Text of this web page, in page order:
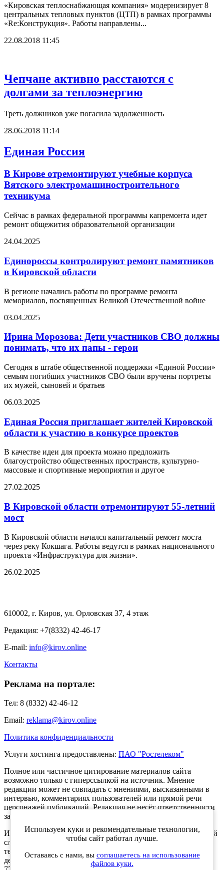
«Кировская теплоснабжающая компания» модернизирует 8
центральных тепловых пунктов (ЦТП) в рамках программы
«Re:Конструкция». Работы направлены...
22.08.2018 11:45
Чепчане активно расстаются с
долгами за теплоэнергию
Треть должников уже погасила задолженность
28.06.2018 11:14
Единая Россия
В Кирове отремонтируют учебные корпуса
Вятского электромашиностроительного
техникума
Сейчас в рамках федеральной программы капремонта идет
ремонт общежития образовательной организации
24.04.2025
Единороссы контролируют ремонт памятников
в Кировской области
В регионе начались работы по программе ремонта
мемориалов, посвященных Великой Отечественной войне
03.04.2025
Ирина Морозова: Дети участников СВО должны
понимать, что их папы - герои
Сегодня в штабе общественной поддержки «Единой России»
семьям погибших участников СВО были вручены портреты
их мужей, сыновей и братьев
06.03.2025
Единая Россия приглашает жителей Кировской
области к участию в конкурсе проектов
В качестве идеи для проекта можно предложить
благоустройство общественных пространств, культурно-
массовые и спортивные мероприятия и другое
27.02.2025
В Кировской области отремонтируют 55-летний
мост
В Кировской области начался капитальный ремонт моста
через реку Кокшага. Работы ведутся в рамках национального
проекта «Инфраструктура для жизни».
26.02.2025
610002, г. Киров, ул. Орловская 37, 4 этаж
Редакция: +7(8332) 42-46-17
E-mail: info@kirov.online
Контакты
Реклама на портале:
Тел: 8 (8332) 42-46-12
Email: reklama@kirov.online
Политика конфиденциальности
Услуги хостинга предоставлены: ПАО "Ростелеком"
Полное или частичное цитирование материалов сайта
возможно только с гиперссылкой на источник. Мнение
редакции может не совпадать с мнениями, высказанными в
интервью, комментариях пользователей или прямой речи
персонажей публикаций. Редакция не несёт ответственности
за текст комментариев читателей.
Интернет-портал Kirov.online зарегистрирован в Федеральной
службе по надзору в сфере связи, информационных
технологий и массовых коммуникаций (Роскомнадзор) 5
декабря 2019 года. Регистрационный номер ЭЛ № ФС 77 -
Используем куки и рекомендательные технологии,
чтобы сайт работал лучше.
Оставаясь с нами, вы соглашаетесь на использование
файлов куки.